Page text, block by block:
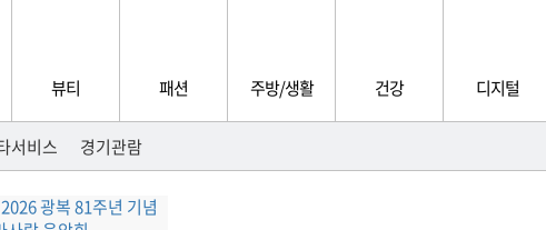
뷰티 패션 주방/생활 건강 디지털
서비스 경기관람